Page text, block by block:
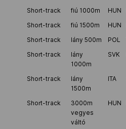
Short-track
fiú 1000m HUN
Short-track
fiú 1500m HUN
Short-track
lány 500m POL
Short-track
lány
1000m
SVK
Short-track
lány
1500m
ITA
Short-track
3000m
vegyes
váltó
HUN